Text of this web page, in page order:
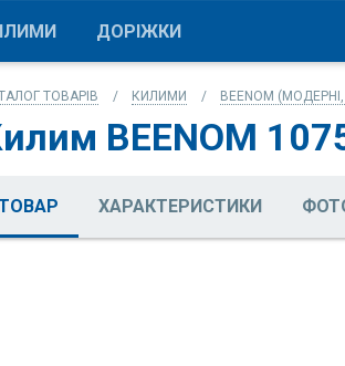
ДОРІЖКИ
ТОВАРІВ КИЛИМИ BEENOM
BEENOM
ХАРАКТЕРИСТИКИ